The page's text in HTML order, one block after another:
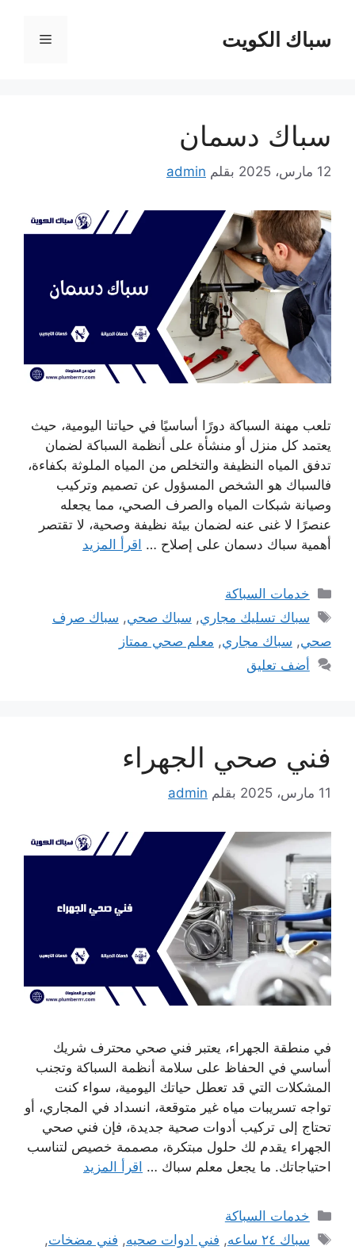
المحتوىسباك الكويت القائمة
سباك دسمان
12 مارس، 2025 بقلم admin
تلعب مهنة السباكة دورًا أساسيًا في حياتنا اليومية، حيث
يعتمد كل منزل أو منشأة على أنظمة السباكة لضمان
تدفق المياه النظيفة والتخلص من المياه الملوثة بكفاءة،
فالسباك هو الشخص المسؤول عن تصميم وتركيب
وصيانة شبكات المياه والصرف الصحي، مما يجعله
عنصرًا لا غنى عنه لضمان بيئة نظيفة وصحية، لا تقتصر
أهمية سباك دسمان على إصلاح … اقرأ المزيد
التصنيفات
خدمات السباكة
الوسوم
سباك تسليك مجاري, سباك صحي, سباك صرف
صحي, سباك مجاري, معلم صحي ممتاز
أضف تعليق
فني صحي الجهراء
11 مارس، 2025 بقلم admin
في منطقة الجهراء، يعتبر فني صحي محترف شريك
أساسي في الحفاظ على سلامة أنظمة السباكة وتجنب
المشكلات التي قد تعطل حياتك اليومية، سواء كنت
تواجه تسريبات مياه غير متوقعة، انسداد في المجاري، أو
تحتاج إلى تركيب أدوات صحية جديدة، فإن فني صحي
الجهراء يقدم لك حلول مبتكرة، مصممة خصيص لتناسب
احتياجاتك. ما يجعل معلم سباك … اقرأ المزيد
التصنيفات
خدمات السباكة
الوسوم
سباك ٢٤ ساعه , فني ادوات صحيه, فني مضخات,